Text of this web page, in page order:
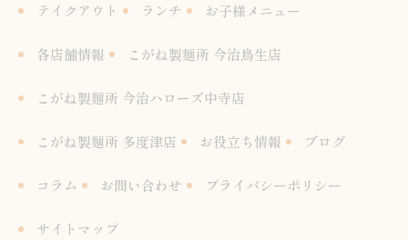
テイクアウト ランチ お子様メニュー
各店舗情報 こがね製麺所 今治鳥生店
こがね製麺所 今治ハローズ中寺店
こがね製麺所 多度津店 お役立ち情報 ブログ
コラム お問い合わせ プライバシーポリシー
サイトマップ